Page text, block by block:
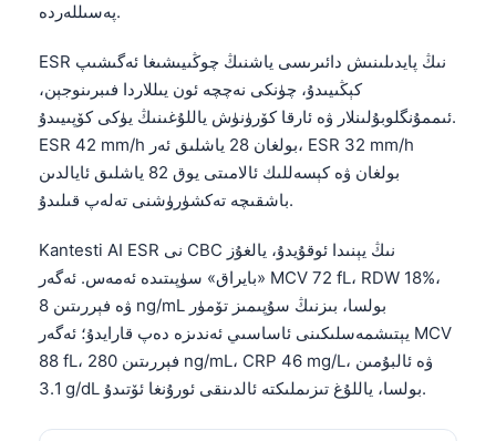
پەسىللەردە.
ESR نىڭ پايدىلىنىش دائىرىسى ياشنىڭ چوڭىيىشىغا ئەگىشىپ
كېڭىيىدۇ، چۈنكى نەچچە ئون يىللاردا فىبرىنوجېن،
ئىممۇنگلوبۇلىنلار ۋە ئارقا كۆرۈنۈش ياللۇغىنىڭ يۈكى كۆپىيىدۇ.
ESR 42 mm/h بولغان 28 ياشلىق ئەر، ESR 32 mm/h
بولغان ۋە كېسەللىك ئالامىتى يوق 82 ياشلىق ئايالدىن
باشقىچە تەكشۈرۈشنى تەلەپ قىلىدۇ.
Kantesti AI ESR نى CBC نىڭ يېنىدا ئوقۇيدۇ، يالغۇز
«بايراق» سۈپىتىدە ئەمەس. ئەگەر MCV 72 fL، RDW 18%،
ۋە فېررىتىن 8 ng/mL بولسا، بىزنىڭ سۇپىمىز تۆمۈر
يېتىشمەسلىكىنى ئاساسىي ئەندىزە دەپ قارايدۇ؛ ئەگەر MCV
88 fL، فېررىتىن 280 ng/mL، CRP 46 mg/L، ۋە ئالبۇمىن
3.1 g/dL بولسا، ياللۇغ تىزىملىكتە ئالدىنقى ئورۇنغا ئۆتىدۇ.